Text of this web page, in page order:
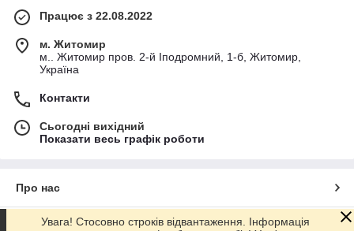
Працює з 22.08.2022
м. Житомир
м.. Житомир пров. 2-й Іподромний, 1-б, Житомир,
Україна
Контакти
Сьогодні вихідний
Показати весь графік роботи
Про нас
Контакти
Увага! Стосовно строків відвантаження. Інформація